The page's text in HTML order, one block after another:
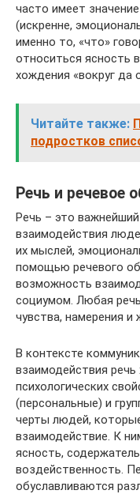
часто имеет
(искренне,
именно то, «что»
относиться ясность
хождения «вокруг да
Читайте также:
подростков
Речь и речевое
Речь – это
взаимодействия
их мыслей,
помощью речевого
возможность
социумом. Любая
чувства, намерения и
В контексте
взаимодействия речь
психологических
(персональные) и
черты людей,
взаимодействие. К
ясность,
воздейственность.
обуславливаются